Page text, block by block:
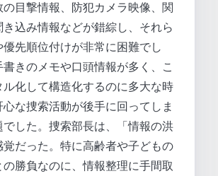
の目撃情報、防犯カメラ映像、関
込み情報などが錯綜し、それら
先順位付けが非常に困難でし
きのメモや口頭情報が多く、こ
ル化して構造化するのに多大な時
心な捜索活動が後手に回ってしま
でした。捜索部長は、「情報の洪
覚だった。特に高齢者や子どもの
勝負なのに、情報整理に手間取